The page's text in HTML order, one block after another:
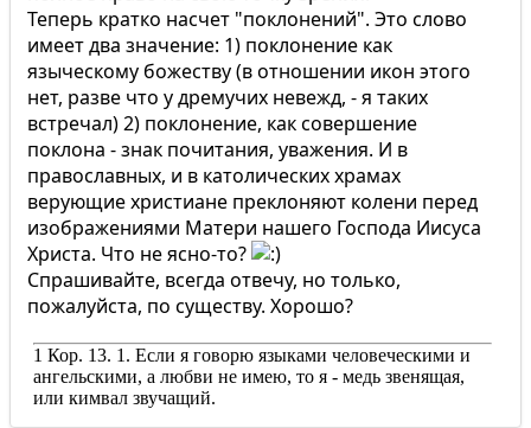
Теперь кратко насчет "поклонений". Это слово
имеет два значение: 1) поклонение как
языческому божеству (в отношении икон этого
нет, разве что у дремучих невежд, - я таких
встречал) 2) поклонение, как совершение
поклона - знак почитания, уважения. И в
православных, и в католических храмах
верующие христиане преклоняют колени перед
изображениями Матери нашего Господа Иисуса
Христа. Что не ясно-то?
Спрашивайте, всегда отвечу, но только,
пожалуйста, по существу. Хорошо?
1 Кор. 13. 1. Если я говорю языками человеческими и
ангельскими, а любви не имею, то я - медь звенящая,
или кимвал звучащий.